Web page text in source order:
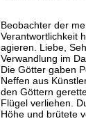
Beobachter der
Verantwortlichkeit
agieren. Liebe,
Verwandlung im
Die Götter gaben
Neffen aus
den Göttern
Flügel verliehen.
Höhe und brütete